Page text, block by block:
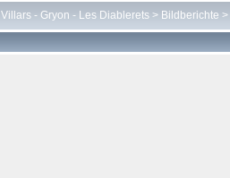
Villars - Gryon - Les Diablerets> Bildberichte >